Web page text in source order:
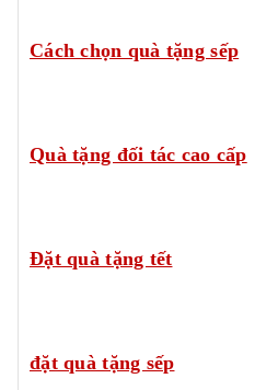
Cách chọn quà tặng sếp
Quà tặng đối tác cao cấp
Đặt quà tặng tết
đặt quà tặng sếp